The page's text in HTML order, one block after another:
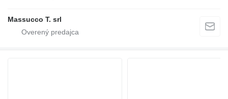
Massucco T. srl